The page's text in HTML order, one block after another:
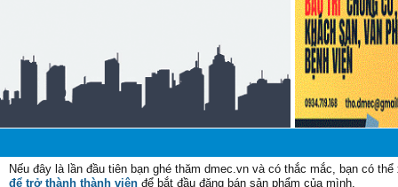
Nếu đây là lần đầu tiên bạn ghé thăm dmec.vn và có thắc mắc, bạn có
để trở thành thành viên để bắt đầu đăng bán sản phẩm của mình.